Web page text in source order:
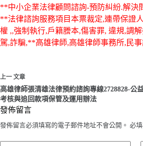
**中小企業法律顧問諮詢-預防糾紛.解決
**法律諮詢服務項目本票裁定,連帶保證
權 ,,強制執行,戶籍謄本,傷害罪, 違規,調
駕,詐騙,**高雄律師,高雄律師事務所,民
上一 文章
高雄律師張清雄法律預約諮詢專線2728828-公
考核與追回款項保管及運用辦法
發佈留言
發佈留言必須填寫的電子郵件地址不會公開。 必